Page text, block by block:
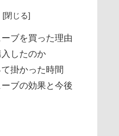
ブを買った理由
したのか
掛かった時間
ブの効果と今後